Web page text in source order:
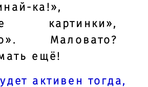
ка!»,
картинки»,
Маловато?
ещё!
активен тогда,